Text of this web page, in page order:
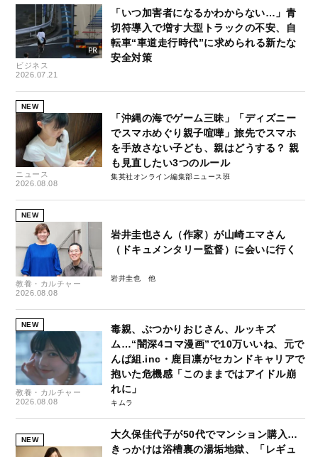
ビジネス
2026.07.21
「いつ加害者になるかわからない…」青
切符導入で増す大型トラックの不安、自
転車“車道走行時代”に求められる新たな
安全対策
NEW
ニュース
2026.08.08
「沖縄の海でゲーム三昧」「ディズニー
でスマホめぐり親子喧嘩」旅先でスマホ
を手放さない子ども、親はどうする？ 親
も見直したい3つのルール
集英社オンライン編集部ニュース班
NEW
教養・カルチャー
2026.08.08
岩井圭也さん（作家）が山崎エマさん
（ドキュメンタリー監督）に会いに行く
岩井圭也
NEW
教養・カルチャー
2026.08.08
毒親、ぶつかりおじさん、ルッキズ
ム…“闇深4コマ漫画”で10万いいね、元で
んぱ組.inc・鹿目凛がセカンドキャリアで
抱いた危機感「このままではアイドル崩
れに」
キムラ
NEW
大久保佳代子が50代でマンション購入…
きっかけは浴槽裏の湯垢地獄、「レギュ